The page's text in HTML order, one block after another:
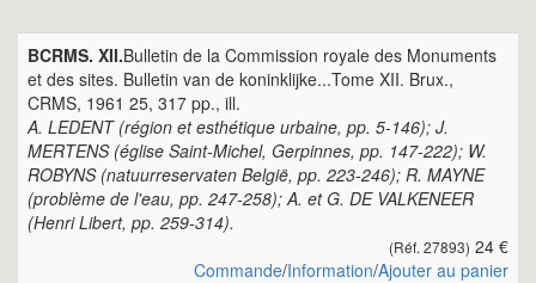
BCRMS. XII.Bulletin de la Commission royale des Monuments
et des sites. Bulletin van de koninklijke...Tome XII. Brux.,
CRMS, 1961 25, 317 pp., ill.
A. LEDENT (région et esthétique urbaine, pp. 5-146); J.
MERTENS (église Saint-Michel, Gerpinnes, pp. 147-222); W.
ROBYNS (natuurreservaten België, pp. 223-246); R. MAYNE
(problème de l'eau, pp. 247-258); A. et G. DE VALKENEER
(Henri Libert, pp. 259-314).
(Réf. 27893) 24 €
Commande/Information/Ajouter au panier